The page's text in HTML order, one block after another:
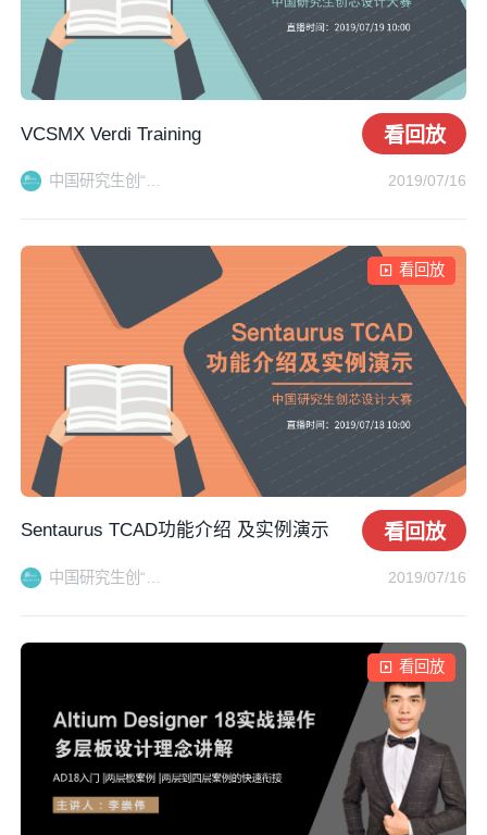
VCSMX Verdi Training 看回放
中国研究生创“芯”大赛秘书处 2019/07/16
看回放
Sentaurus TCAD功能介绍 及实例演示 看回放
中国研究生创“芯”大赛秘书处 2019/07/16
看回放